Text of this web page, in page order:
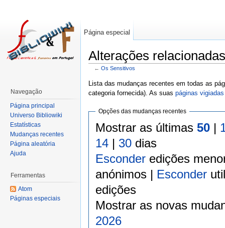
Alterações
← Os Sensitivos
Lista das mudanças recentes em todas as
categoria fornecida). As suas páginas vigiadas
Opções das mudanças recentes
Mostrar as últimas 50|
14| 30dias
Esconderedições
anónimos | Esconder
edições
Mostrar as novas
2026
Página especial
Navegação
Página principal
Universo Bibliowiki
Estatísticas
Mudanças recentes
Página aleatória
Ajuda
Ferramentas
Atom
Páginas especiais